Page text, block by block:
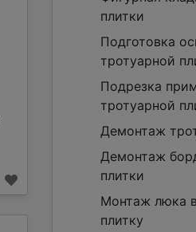
плитки
Подготовка
тротуарной
Подрезка
тротуарной
Демонтаж
Демонтаж
плитки
Монтаж люка
плитку